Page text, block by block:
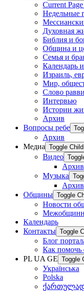
Current
Недельные
Духовная
Библия и
Община и
Семья и
Календарь
Израиль,
Мир,
Слово
Интервью
Истории
Архив
Вопросы ребе
Архив
Медиа Toggle
Видео
Архив
Музыка
Архив
Общины Toggle
Новости
Календарь
Контакты Toggle
Блог
Как помочь
PL UA GE Toggle
Українська
Polska